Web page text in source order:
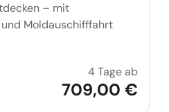
– mit
Moldauschifffahrt
4 Tage ab
709,00 €